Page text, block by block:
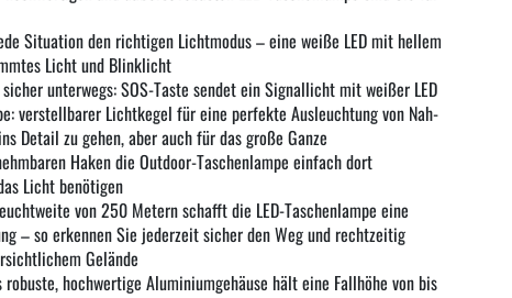
Situation den richtigen Lichtmodus – eine weiße LED mit hellem
Licht und Blinklicht
unterwegs: SOS-Taste sendet ein Signallicht mit weißer LED
verstellbarer Lichtkegel für eine perfekte Ausleuchtung von Nah-
Detail zu gehen, aber auch für das große Ganze
Haken die Outdoor-Taschenlampe einfach dort
Licht benötigen
von 250 Metern schafft die LED-Taschenlampe eine
– so erkennen Sie jederzeit sicher den Weg und rechtzeitig
Gelände
hochwertige Aluminiumgehäuse hält eine Fallhöhe von bis